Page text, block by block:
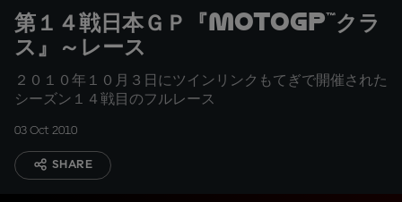
第１４戦日本ＧＰ『MotoGP™クラ
ス』～レース
２０１０年１０月３日にツインリンクもてぎで開催された
シーズン１４戦目のフルレース
03 Oct 2010
SHARE